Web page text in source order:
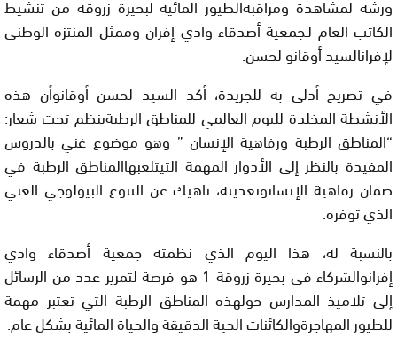
الكاتب العام لـجمعية أصدقاء وادي إفران وممثل المنتزه الوطني
لإفرانالسيد أوقانو لحسن.
في تصريح أدلى به للجريدة، أكد السيد لحسن أوقانوأن هذه
الأنشطة المخلدة لليوم العالمي للمناطق الرطبةينظم تحت شعار:
“المناطق الرطبة ورفاهية الإنسان ” وهو موضوع غني بالدروس
المفيدة بالنظر إلى الأدوار المهمة التيتلعبهاالمناطق الرطبة في
ضمان رفاهية الإنسانوتغذيته، ناهيك عن التنوع البيولوجي الغني
الذي توفره.
بالنسبة له، هذا اليوم الذي نظمته جمعية أصدقاء وادي
إفرانوالشركاء في بحيرة زروقة 1 هو فرصة لتمرير عدد من الرسائل
إلى تلاميذ المدارس حولهذه المناطق الرطبة التي تعتبر مهمة
للطيور المهاجرةوالكائنات الحية الدقيقة والحياة المائية بشكل عام.